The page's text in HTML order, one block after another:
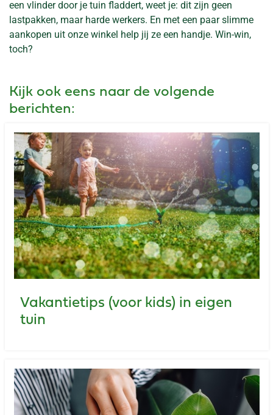
een vlinder door je tuin fladdert, weet je: dit zijn geen
lastpakken, maar harde werkers. En met een paar slimme
aankopen uit onze winkel help jij ze een handje. Win-win,
toch?
Kijk ook eens naar de volgende
berichten:
Vakantietips (voor kids) in eigen
tuin